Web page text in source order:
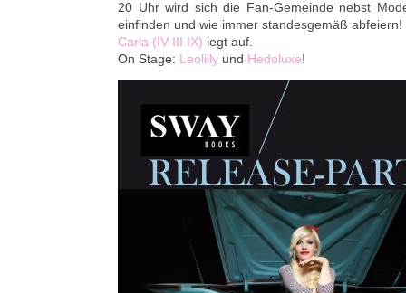
20 Uhr wird sich die Fan-Gemeinde nebst
einfinden und wie immer standesgemäß abfeiern!
Carla (IV III IX) legt auf.
On Stage: Leolilly und Hedoluxe!